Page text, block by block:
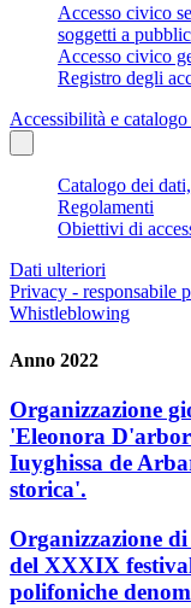
Accesso civico
soggetti a
Accesso civico
Registro degli
Accessibilità e
Catalogo dei
Regolamenti
Obiettivi di
Dati ulteriori
Privacy - responsabile
Whistleblowing
Anno 2022
Organizzazione
'Eleonora
Iuyghissa de
storica'.
Organizzazione
del XXXIX
polifoniche